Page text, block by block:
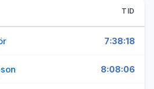
TID
7:38:18
8:08:06